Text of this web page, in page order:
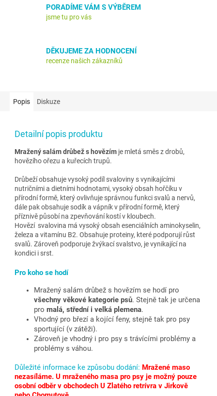
PORADÍME VÁM S VÝBĚREM
jsme tu pro vás
DĚKUJEME ZA HODNOCENÍ
recenze našich zákazníků
Popis Diskuze
Detailní popis produktu
Mražený salám drůbež s hovězím je mletá směs z drobů,
hovězího ořezu a kuřecích trupů.
Drůbeží obsahuje vysoký podíl svaloviny s vynikajícími
nutričními a dietními hodnotami, vysoký obsah hořčíku v
přírodní formě, který ovlivňuje správnou funkci svalů a nervů,
dále pak obsahuje sodík a vápník v přírodní formě, který
příznivě působí na zpevňování kostí v kloubech.
Hovězí svalovina má vysoký obsah esenciálních aminokyselin,
železa a vitamínu B2. Obsahuje proteiny, které podporují růst
svalů. Zároveň podporuje žvýkací svalstvo, je vynikající na
kondici i srst.
Pro koho se hodí
Mražený salám drůbež s hovězím se hodí pro
všechny věkové kategorie psů. Stejně tak je určena
pro malá, střední i velká plemena.
Vhodný pro březí a kojící feny, stejně tak pro psy
sportující (v zátěži).
Zároveň je vhodný i pro psy s trávícími problémy a
problémy s váhou.
Důležité informace ke způsobu dodání: Mražené maso
nezasíláme. U mraženého masa pro psy je možný pouze
osobní odběr v obchodech U Zlatého retrívra v Jirkově